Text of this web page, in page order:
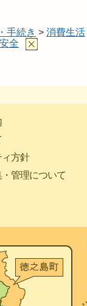
手続き > 消費生活
全
方針
管理について